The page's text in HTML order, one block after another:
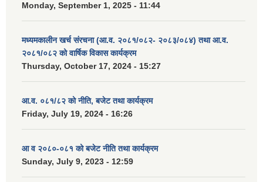
Monday, September 1, 2025 - 11:44
मध्यमकालीन खर्च संरचना (आ.व. २०८१/०८२- २०८३/०८४) तथा आ.व.
२०८१/०८२ को वार्षिक विकास कार्यक्रम
Thursday, October 17, 2024 - 15:27
आ.व. ०८१/८२ को नीति, बजेट तथा कार्यक्रम
Friday, July 19, 2024 - 16:26
आ व २०८०-०८१ को बजेट नीति तथा कार्यक्रम
Sunday, July 9, 2023 - 12:59